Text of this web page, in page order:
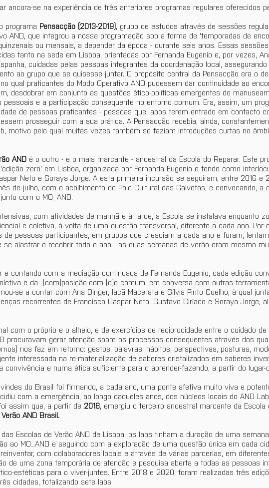
ancora-se na experiência de três anteriores programas regulares oferecidos
programa Pensacção (2013-2019), grupo de estudos através de sessões
AND, que integrou a nossa programação sob a forma de 'temporadas de
ou mensais, a depender da época - durante seis anos. Essas
tanto na sede em Lisboa, orientadas por Fernanda Eugenio e, por vezes,
cuidadas pelas pessoas integrantes da coordenação local, assegurando
ao grupo que se quisesse juntar. O propósito central da Pensacção era o
qual praticantes do Modo Operativo AND pudessem dar continuidade ao
desdobrar em conjunto as questões ético-políticas emergentes do
e a participação consequente no entorno comum. Era, assim, um
de pessoas praticantes - pessoas que, apos terem entrado em contacto
prosseguir com a sua prática. A Pensacção recebia, ainda,
motivo pelo qual muitas vezes também se faziam introduções curtas no
AND é o outro - e o mais marcante - ancestral da Escola do Reparar. Este
zero' em Lisboa, organizada por Fernanda Eugenio e tendo como
Neto e Soraya Jorge. A esta primeira incursão se seguiram, entre 2016 e
de julho, com o acolhimento do Polo Cultural das Gaivotas, e convocando, a
com o MO_AND.
com atividades de manhã e à tarde, a Escola se instalava enquanto
e coletiva, à volta de uma questão transversal, diferente a cada ano. Por
pessoas participantes, em grupos que cresciam a cada ano e foram,
se alastrar e recobrir todo o ano - as duas semanas de verão eram mesmo
e contando com a mediação continuada de Fernanda Eugenio, cada edição
e da  (com)posição-com (d)o comum, em conversa com outras
se a contar com Ana Dinger, Iacã Macerata e Sílvia Pinto Coelho, à qual
recorrentes de Francisco Gaspar Neto, Gustavo Ciríaco e Soraya Jorge,
com o próprio e o alheio, e de exercícios de reciprocidade entre o cuidado
procuravam gerar atenção sobre os processos consequentes através dos
nos faz em retorno: gestos, palavras, hábitos, perspectivas, posturas,
interessada na re-materialização de saberes cristalizados em saberes
convivência e numa ética suficiente para o aprender-fazendo, a partir do lugar-
do Brasil foi firmando, a cada ano, uma ponte afetiva muito viva e
com a emergência, ao longo daqueles anos, dos núcleos locais do AND
assim que, a partir de 2018, emergiu o terceiro ancestral marcante da Escola
AND Brasil.
Escolas de Verão AND de Lisboa, os labs tinham a duração de uma
ao MO_AND e seguindo com a exploração de uma questão única em cada
com colaboradores locais e através de várias parcerias, em
de uma zona temporária de atenção e pesquisa aberta a todas as pessoas
estéticas para o viver-juntes. Entre 2018 e 2020, foram realizadas três
cidades, totalizando sete labs.